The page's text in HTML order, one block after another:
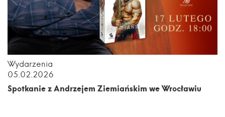
Wydarzenia
05.02.2026
Spotkanie z Andrzejem Ziemiańskim we Wrocławiu